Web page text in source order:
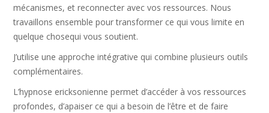
mécanismes, et reconnecter avec vos ressources. Nous
travaillons ensemble pour transformer ce qui vous limite en
quelque chosequi vous soutient.
J’utilise une approche intégrative qui combine plusieurs outils
complémentaires.
L’hypnose ericksonienne permet d’accéder à vos ressources
profondes, d’apaiser ce qui a besoin de l’être et de faire